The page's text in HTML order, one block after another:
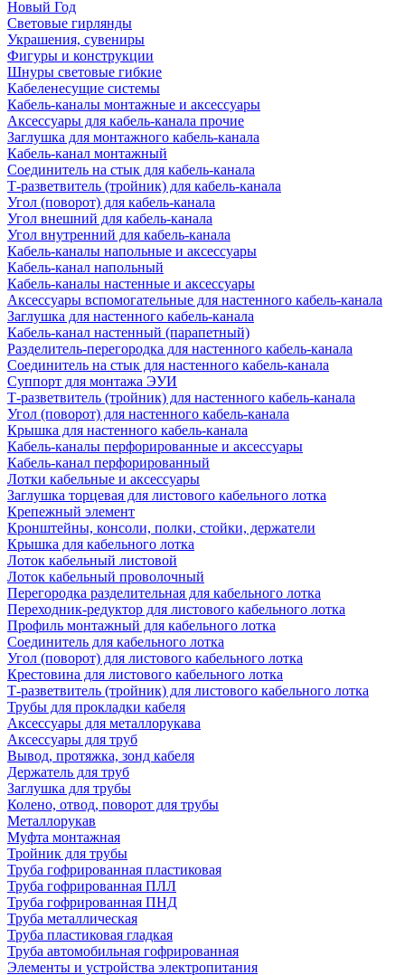
Новый Год
Световые гирлянды
Украшения, сувениры
Фигуры и конструкции
Шнуры световые гибкие
Кабеленесущие системы
Кабель-каналы монтажные и аксессуары
Аксессуары для кабель-канала прочие
Заглушка для монтажного кабель-канала
Кабель-канал монтажный
Соединитель на стык для кабель-канала
Т-разветвитель (тройник) для кабель-канала
Угол (поворот) для кабель-канала
Угол внешний для кабель-канала
Угол внутренний для кабель-канала
Кабель-каналы напольные и аксессуары
Кабель-канал напольный
Кабель-каналы настенные и аксессуары
Аксессуары вспомогательные для настенного кабель-канала
Заглушка для настенного кабель-канала
Кабель-канал настенный (парапетный)
Разделитель-перегородка для настенного кабель-канала
Соединитель на стык для настенного кабель-канала
Суппорт для монтажа ЭУИ
Т-разветвитель (тройник) для настенного кабель-канала
Угол (поворот) для настенного кабель-канала
Крышка для настенного кабель-канала
Кабель-каналы перфорированные и аксессуары
Кабель-канал перфорированный
Лотки кабельные и аксессуары
Заглушка торцевая для листового кабельного лотка
Крепежный элемент
Кронштейны, консоли, полки, стойки, держатели
Крышка для кабельного лотка
Лоток кабельный листовой
Лоток кабельный проволочный
Перегородка разделительная для кабельного лотка
Переходник-редуктор для листового кабельного лотка
Профиль монтажный для кабельного лотка
Соединитель для кабельного лотка
Угол (поворот) для листового кабельного лотка
Крестовина для листового кабельного лотка
Т-разветвитель (тройник) для листового кабельного лотка
Трубы для прокладки кабеля
Аксессуары для металлорукава
Аксессуары для труб
Вывод, протяжка, зонд кабеля
Держатель для труб
Заглушка для трубы
Колено, отвод, поворот для трубы
Металлорукав
Муфта монтажная
Тройник для трубы
Труба гофрированная пластиковая
Труба гофрированная ПЛЛ
Труба гофрированная ПНД
Труба металлическая
Труба пластиковая гладкая
Труба автомобильная гофрированная
Элементы и устройства электропитания